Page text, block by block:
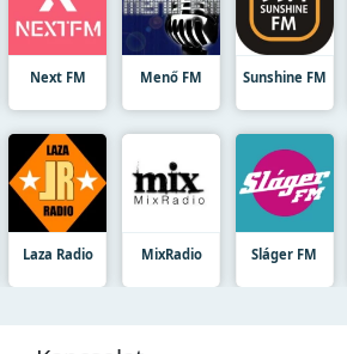
Next FM Menő FM Sunshine FM
Laza Radio MixRadio Sláger FM